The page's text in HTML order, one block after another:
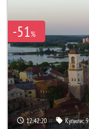
-51%
12:42:18 Купили:9